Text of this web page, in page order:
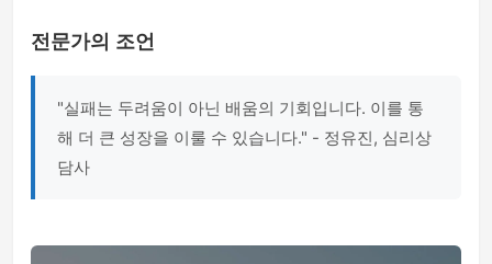
전문가의 조언
"실패는 두려움이 아닌 배움의 기회입니다. 이를 통
해 더 큰 성장을 이룰 수 있습니다." - 정유진, 심리상
담사